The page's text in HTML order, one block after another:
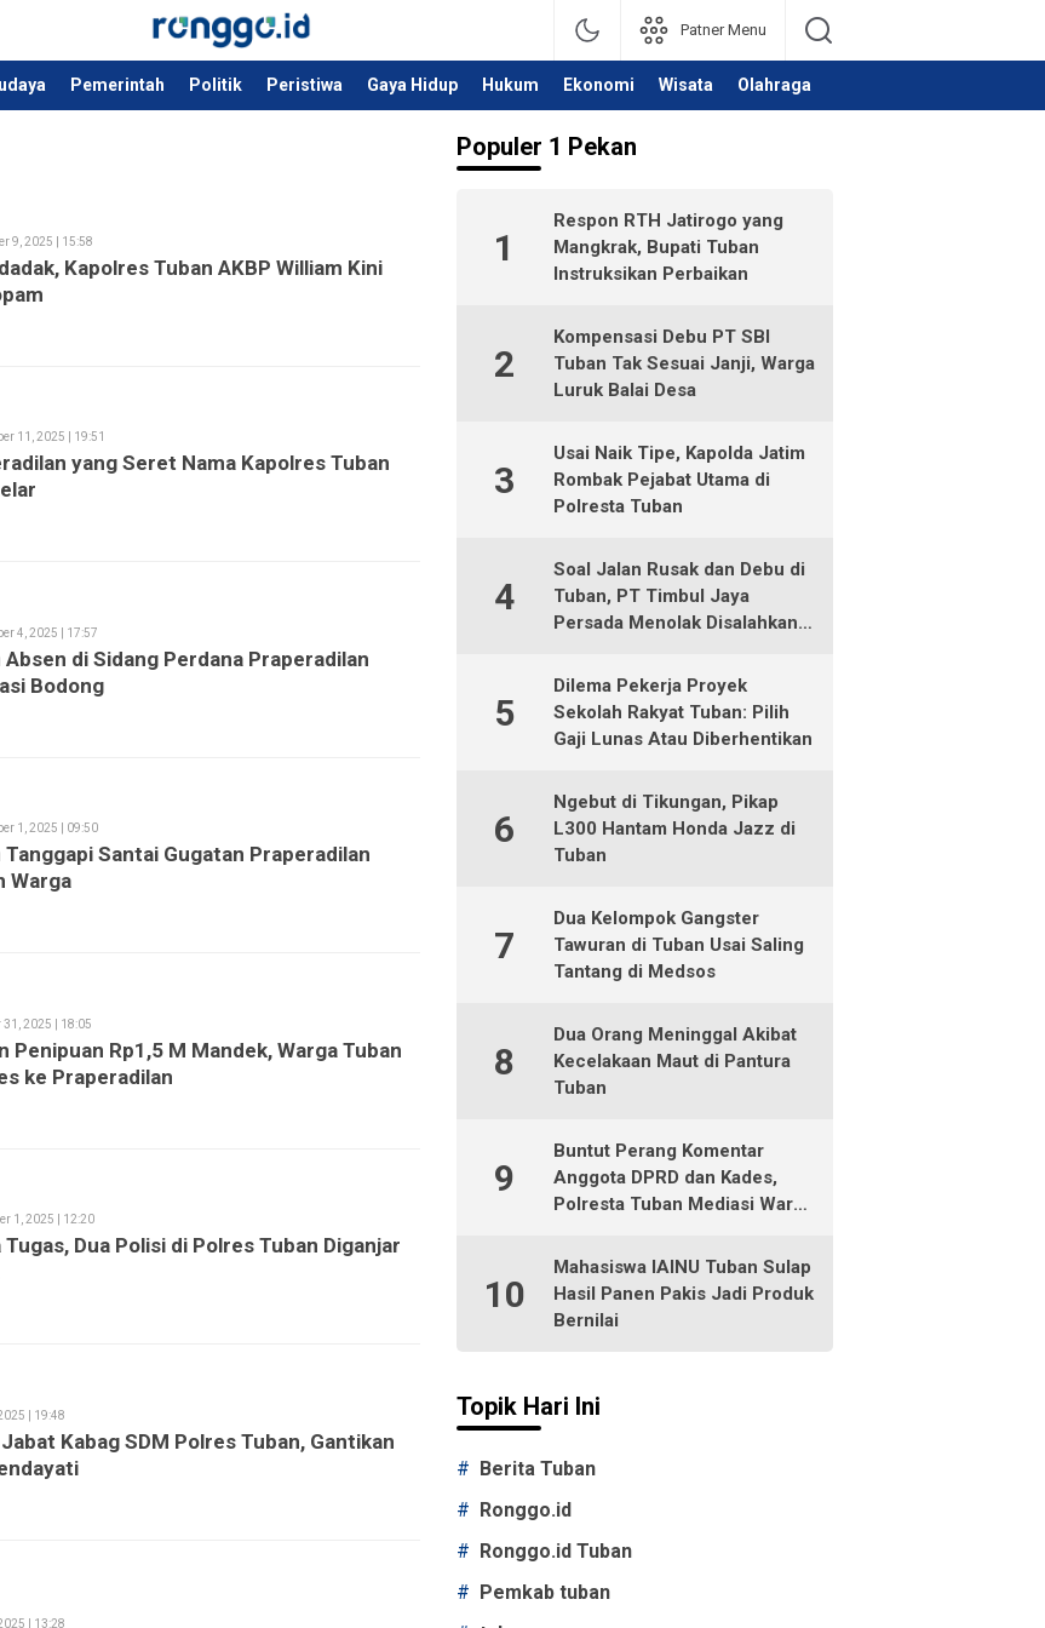
Ronggo.id
Bergerak Dalam Kebaikan
Patner Menu
Pemerintah Politik Peristiwa Gaya Hidup Hukum Ekonomi Wisata Olahraga
9, 2025 | 15:58
Kapolres Tuban AKBP William Kini
11, 2025 | 19:51
yang Seret Nama Kapolres Tuban
4, 2025 | 17:57
di Sidang Perdana Praperadilan
Bodong
1, 2025 | 09:50
Santai Gugatan Praperadilan
Warga
31, 2025 | 18:05
Penipuan Rp1,5 M Mandek, Warga Tuban
ke Praperadilan
1, 2025 | 12:20
Dua Polisi di Polres Tuban Diganjar
| 19:48
Kabag SDM Polres Tuban, Gantikan
| 13:28
Populer 1 Pekan
1
Respon RTH Jatirogo yang
Mangkrak, Bupati Tuban
Instruksikan Perbaikan
2
Kompensasi Debu PT SBI
Tuban Tak Sesuai Janji, Warga
Luruk Balai Desa
3
Usai Naik Tipe, Kapolda Jatim
Rombak Pejabat Utama di
Polresta Tuban
4
Soal Jalan Rusak dan Debu di
Tuban, PT Timbul Jaya
Persada Menolak Disalahkan
5
Dilema Pekerja Proyek
Sekolah Rakyat Tuban: Pilih
Gaji Lunas Atau Diberhentikan
6
Ngebut di Tikungan, Pikap
L300 Hantam Honda Jazz di
Tuban
7
Dua Kelompok Gangster
Tawuran di Tuban Usai Saling
Tantang di Medsos
8
Dua Orang Meninggal Akibat
Kecelakaan Maut di Pantura
Tuban
9
Buntut Perang Komentar
Anggota DPRD dan Kades,
Polresta Tuban Mediasi Warga
10
Mahasiswa IAINU Tuban Sulap
Hasil Panen Pakis Jadi Produk
Bernilai
Topik Hari Ini
# Berita Tuban
# Ronggo.id
# Ronggo.id Tuban
# Pemkab tuban